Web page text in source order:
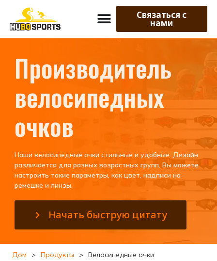
Связаться с
нами
Производитель
велосипедных
очков
Наши велосипедные очки стильные и удобные. Дизайн
различается для разных возрастных групп. Вы можете
настроить такие параметры, как цвет, надписи на
ремешке и линзы.
Начать быструю цитату
Дом > Продукты > Велосипедные очки